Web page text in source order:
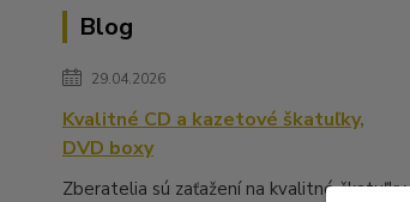
Blog
29.04.2026
Kvalitné CD a kazetové škatuľky,
DVD boxy
Zberatelia sú zaťažení na kvalitné škatuľky,